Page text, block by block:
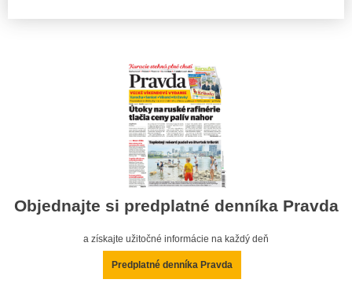
Objednajte si predplatné denníka Pravda
a získajte užitočné informácie na každý deň
Predplatné denníka Pravda